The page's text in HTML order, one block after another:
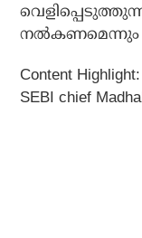
നല്‍കണമെന്നും
Content Highlight:
SEBI chief